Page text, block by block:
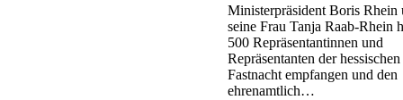
Ministerpräsident Boris Rhein
seine Frau Tanja Raab-Rhein
500 Repräsentantinnen und
Repräsentanten der hessischen
Fastnacht empfangen und den
ehrenamtlich…